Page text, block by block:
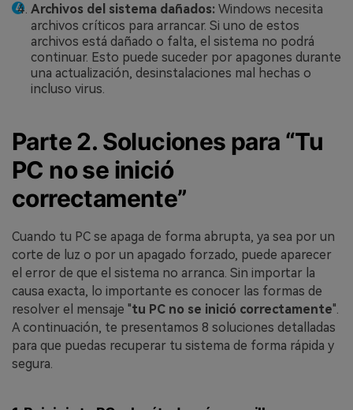
Archivos del sistema dañados: Windows necesita
archivos críticos para arrancar. Si uno de estos
archivos está dañado o falta, el sistema no podrá
continuar. Esto puede suceder por apagones durante
una actualización, desinstalaciones mal hechas o
incluso virus.
Parte 2. Soluciones para “Tu
PC no se inició
correctamente”
Cuando tu PC se apaga de forma abrupta, ya sea por un
corte de luz o por un apagado forzado, puede aparecer
el error de que el sistema no arranca. Sin importar la
causa exacta, lo importante es conocer las formas de
resolver el mensaje "tu PC no se inició correctamente".
A continuación, te presentamos 8 soluciones detalladas
para que puedas recuperar tu sistema de forma rápida y
segura.